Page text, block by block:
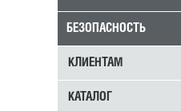
БЕЗОПАСНОСТЬ
КЛИЕНТАМ
КАТАЛОГ